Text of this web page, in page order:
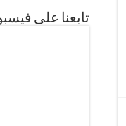
تابعنا على